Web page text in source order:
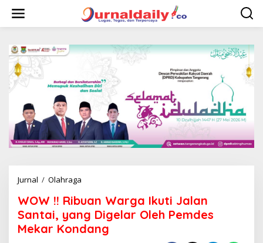
w
Jurnal / Olahraga
W
!
!
R
WOW !! Ribuan Warga Ikuti Jalan
Santai, yang Digelar Oleh Pemdes
Mekar Kondang